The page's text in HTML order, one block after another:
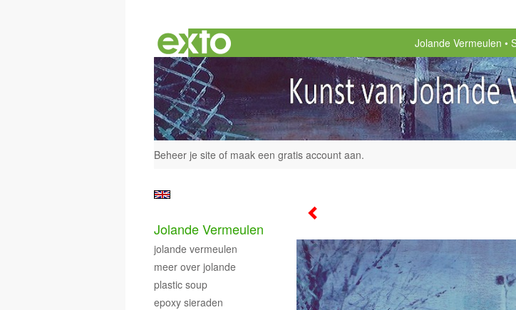
Jolande Vermeulen
Beheer je site of maak een gratis account aan.
Jolande Vermeulen
jolande vermeulen
meer over jolande
plastic soup
epoxy sieraden